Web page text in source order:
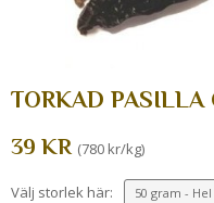
TORKAD PASILLA
39 KR (780 kr/kg)
Välj storlek här: